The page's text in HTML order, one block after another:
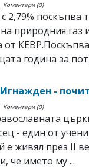
Коментари (0)
2,79% поскъпва
природния газ
от
година за
-
Коментари (0)
- един от
е живял през ІІ
че името му ...